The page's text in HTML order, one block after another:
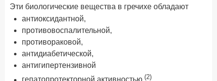
Эти биологические вещества в гречихе обладают
антиоксидантной,
противовоспалительной,
противораковой,
антидиабетической,
антигипертензивной
(2)